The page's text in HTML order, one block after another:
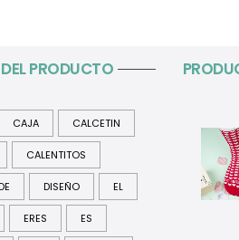
PRODUCTO
CAJA CALCETIN
CALENTITOS
DISEÑO EL
ERES ES